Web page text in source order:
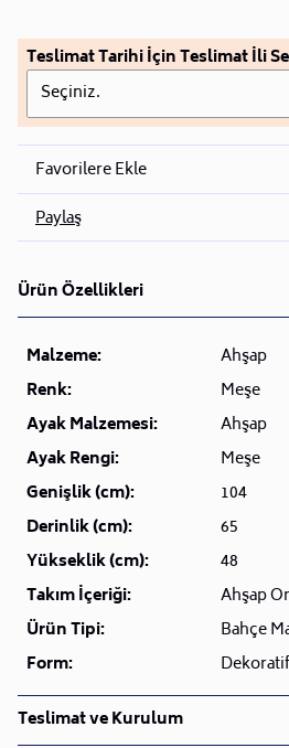
Teslimat Tarihi İçin Teslimat İli
Seçiniz.
Favorilere Ekle
Paylaş
Ürün Özellikleri
Malzeme:
Ahşap
Renk:
Meşe
Ayak Malzemesi:
Ahşap
Ayak Rengi:
Meşe
Genişlik (cm):
104
Derinlik (cm):
65
Yükseklik (cm):
48
Takım İçeriği:
Ahşap
Ürün Tipi:
Bahçe
Form:
Dekoratif
Teslimat ve Kurulum